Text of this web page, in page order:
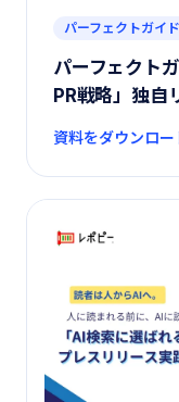
パーフェクトガイド
パーフェクト
PR戦略」独自
資料をダウンロー